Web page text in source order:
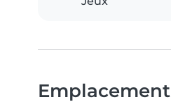
Emplacement